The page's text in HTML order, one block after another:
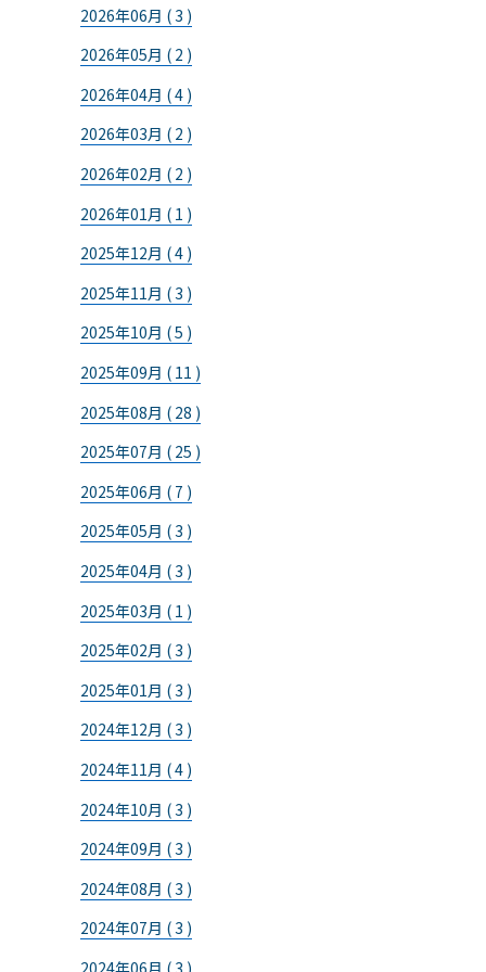
2026年06月 ( 3 )
2026年05月 ( 2 )
2026年04月 ( 4 )
2026年03月 ( 2 )
2026年02月 ( 2 )
2026年01月 ( 1 )
2025年12月 ( 4 )
2025年11月 ( 3 )
2025年10月 ( 5 )
2025年09月 ( 11 )
2025年08月 ( 28 )
2025年07月 ( 25 )
2025年06月 ( 7 )
2025年05月 ( 3 )
2025年04月 ( 3 )
2025年03月 ( 1 )
2025年02月 ( 3 )
2025年01月 ( 3 )
2024年12月 ( 3 )
2024年11月 ( 4 )
2024年10月 ( 3 )
2024年09月 ( 3 )
2024年08月 ( 3 )
2024年07月 ( 3 )
2024年06月 ( 3 )